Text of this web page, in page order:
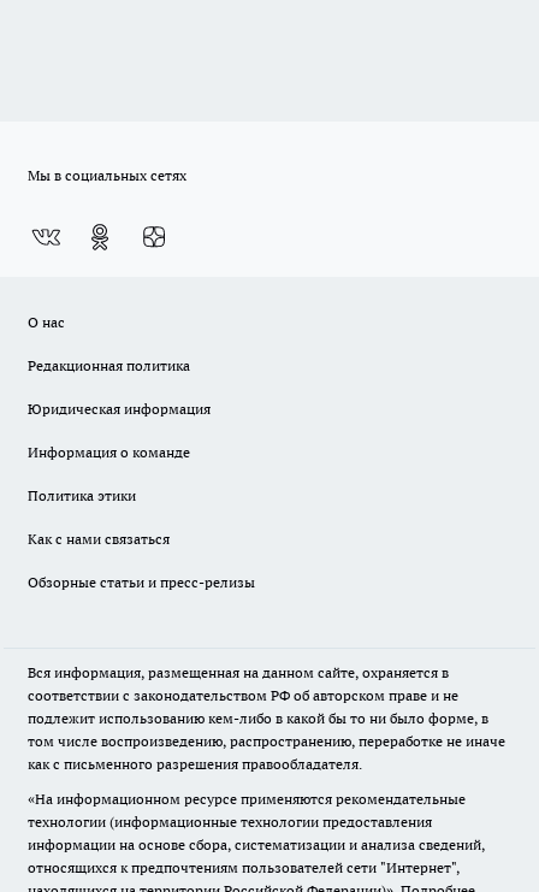
Мы в социальных сетях
О нас
Редакционная политика
Юридическая информация
Информация о команде
Политика этики
Как с нами связаться
Обзорные статьи и пресс-релизы
Вся информация, размещенная на данном сайте, охраняется в
соответствии с законодательством РФ об авторском праве и не
подлежит использованию кем-либо в какой бы то ни было форме, в
том числе воспроизведению, распространению, переработке не иначе
как с письменного разрешения правообладателя.
«На информационном ресурсе применяются рекомендательные
технологии (информационные технологии предоставления
информации на основе сбора, систематизации и анализа сведений,
относящихся к предпочтениям пользователей сети "Интернет",